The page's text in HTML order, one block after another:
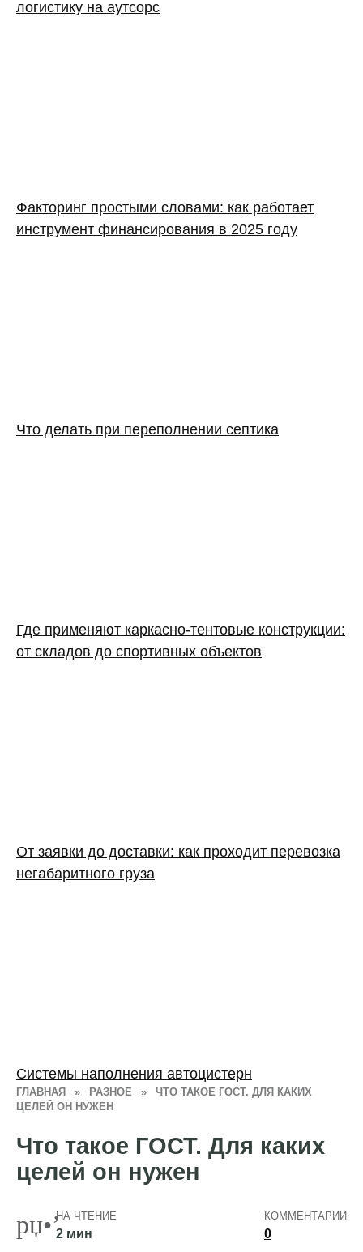
ГЛАВНАЯ » РАЗНОЕ »
ЧТО ТАКОЕ ГОСТ. ДЛЯ КАКИХ
ЦЕЛЕЙ ОН НУЖЕН
Что такое ГОСТ. Для каких
целей он нужен
НА ЧТЕНИЕ
2 мин
КОММЕНТАРИИ
0
логистику на аутсорс
Факторинг простыми словами: как работает
инструмент финансирования в 2025 году
Что делать при переполнении септика
Где применяют каркасно‑тентовые конструкции:
от складов до спортивных объектов
От заявки до доставки: как проходит перевозка
негабаритного груза
Системы наполнения автоцистерн